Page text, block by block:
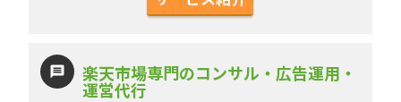
楽天市場専門のコンサル・広告運用・
運営代行